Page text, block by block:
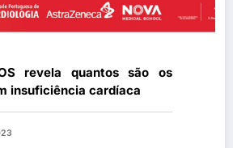
revela quantos são os
insuficiência cardíaca